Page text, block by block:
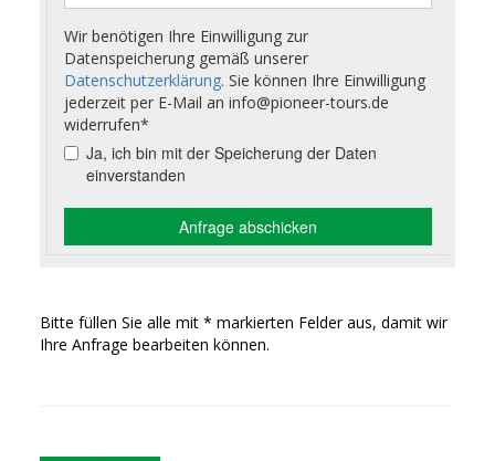
Bitte füllen Sie alle mit * markierten Felder aus, damit wir
Ihre Anfrage bearbeiten können.